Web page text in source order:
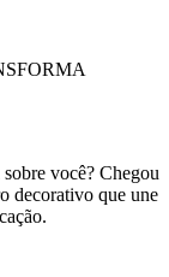
você? Chegou
decorativo que une